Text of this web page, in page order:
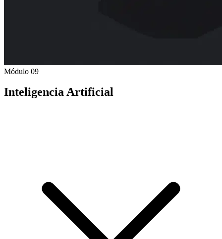
Módulo 09
Inteligencia Artificial